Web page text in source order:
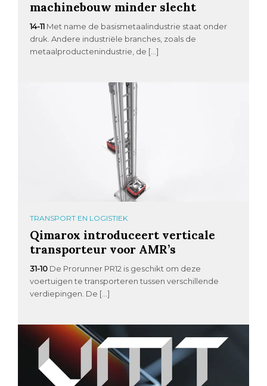
machinebouw minder slecht
14-11 Met name de basismetaalindustrie staat onder
druk. Andere industriële branches, zoals de
metaalproductenindustrie, de […]
TRANSPORT EN LOGISTIEK
Qimarox introduceert verticale
transporteur voor AMR’s
31-10 De Prorunner PR12 is geschikt om deze
voertuigen te transporteren tussen verschillende
verdiepingen. De […]